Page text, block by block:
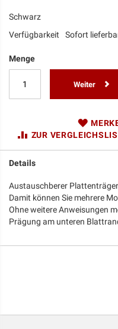
Schwarz
Verfügbarkeit
Sofort
Menge
Weiter
ZUR
Details
Austauschberer
Damit können Sie mehrere
Ohne weitere Anweisungen
Prägung am unteren